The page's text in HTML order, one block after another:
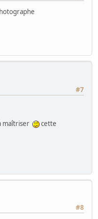
#7
maîtriser
cette
#8